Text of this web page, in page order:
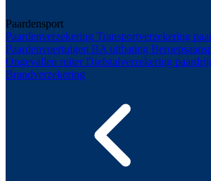
Paardensport
Paardenverzekering Transportverzekering
Paardenvoertuigen BA uitbating
Ongevallen ruiterDiefstalverzekering
Brandverzekering